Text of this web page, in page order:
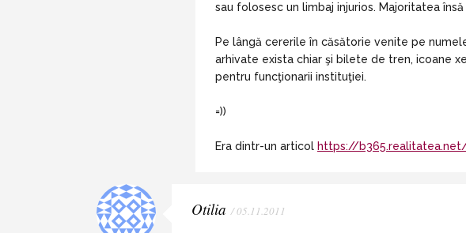
sau folosesc un limbaj injurios. Majoritatea
Pe lângă cererile în căsătorie venite pe
arhivate exista chiar şi bilete de tren, icoane
pentru funcţionarii instituţiei.
=))
Era dintr-un articol https://
Otilia / 05.11.2011